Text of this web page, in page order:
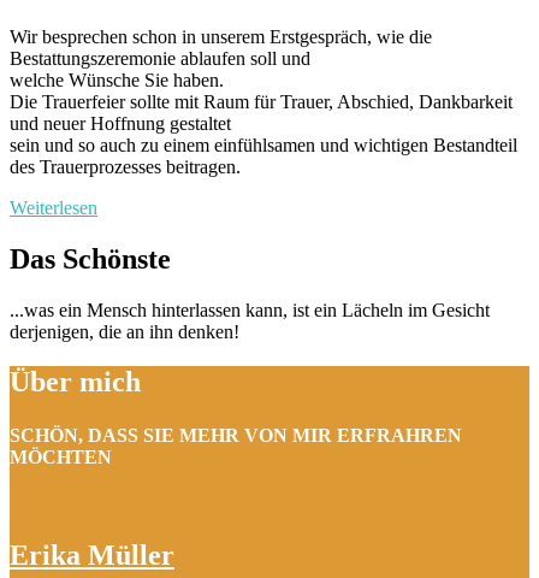
Wir besprechen schon in unserem Erstgespräch, wie die
Bestattungszeremonie ablaufen soll und
welche Wünsche Sie haben.
Die Trauerfeier sollte mit Raum für Trauer, Abschied, Dankbarkeit
und neuer Hoffnung gestaltet
sein und so auch zu einem einfühlsamen und wichtigen Bestandteil
des Trauerprozesses beitragen.
Weiterlesen
Das Schönste
...was ein Mensch hinterlassen kann, ist ein Lächeln im Gesicht
derjenigen, die an ihn denken!
Über mich
SCHÖN, DASS SIE MEHR VON MIR ERFRAHREN
MÖCHTEN
Erika Müller